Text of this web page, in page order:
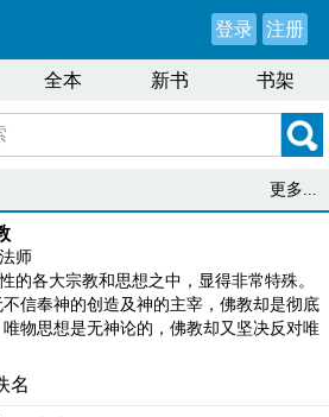
登录 注册
全本 新书 书架
更多...
师
的各大宗教和思想之中，显得非常特殊。
不信奉神的创造及神的主宰，佛教却是彻底
物思想是无神论的，佛教却又坚决反对唯
名